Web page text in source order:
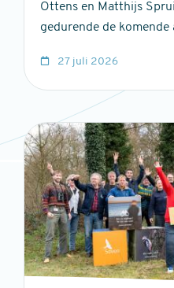
Ottens en Matthijs
gedurende de komende
27 juli 2026